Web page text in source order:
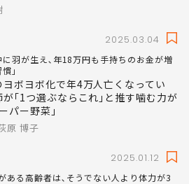
2025.03.04
に羽が生え､年18万円も手持ちのお金が増
｣
ヨボヨボ化で年4万人亡くなってい
｢1つ選ぶならこれ｣と推す噛む力が
パー野菜｣
原 博子
2025.01.12
ある高齢者は､そうでない人より体力が3